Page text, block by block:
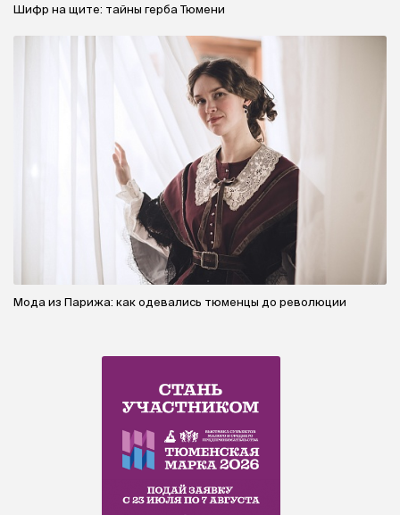
Шифр на щите: тайны герба Тюмени
Мода из Парижа: как одевались тюменцы до революции